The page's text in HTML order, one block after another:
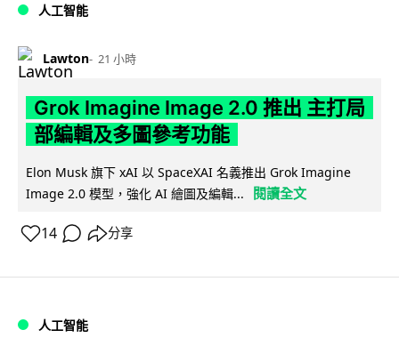
人工智能
Lawton 21 小時
Grok Imagine Image 2.0 推出 主打局
部編輯及多圖參考功能
Elon Musk 旗下 xAI 以 SpaceXAI 名義推出 Grok Imagine
Image 2.0 模型，強化 AI 繪圖及編輯...
閱讀全文
14 分享
人工智能